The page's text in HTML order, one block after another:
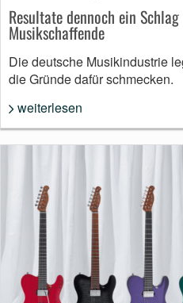
Resultate dennoch ein
Musikschaffende
Die deutsche Musikindustrie
die Gründe dafür schmecken.
weiterlesen